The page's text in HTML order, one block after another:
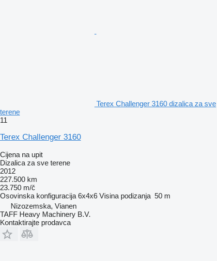
Terex Challenger 3160 dizalica za sve
terene
11
Terex Challenger 3160
Cijena na upit
Dizalica za sve terene
2012
227.500 km
23.750 m/č
Osovinska konfiguracija 6x4x6 Visina podizanja 50 m
Nizozemska, Vianen
TAFF Heavy Machinery B.V.
Kontaktirajte prodavca